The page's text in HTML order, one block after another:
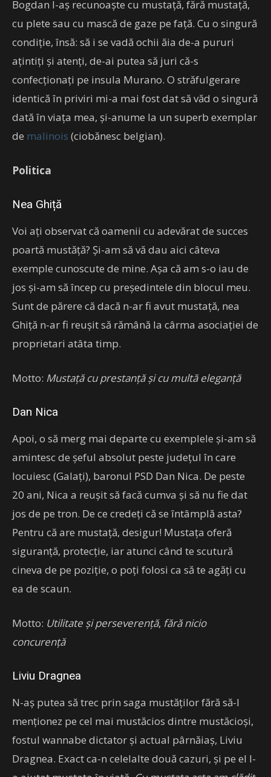
Bogdan l-aș recunoaște cu mustață, fără mustață,
cu plete sau cu mască de gaze pe față. Cu o singură
condiție, însă: să i se vadă ochii ăia de-a pururi
ațintiți și atenți, de-ai putea să juri că-s
confecționați pe insula Murano. O străfulgerare
identică în priviri mi-a mai fost dat să văd o singură
dată în viața mea, și-anume la un superb exemplar
de malinois (ciobănesc belgian).
Politica
Nea Ghiță
Voi ați observat că oamenii cu adevărat de succes
poartă mustăță? Și-am să vă dau aici câteva
exemple cunoscute de mine. Așa că am s-o iau de
jos și-am să încep cu președintele din blocul meu.
Sunt de părere că dacă n-ar fi avut mustață, nea
Ghiță n-ar fi reușit să rămână la cârma asociației de
proprietari atâta timp.
Motto: Mustață cu prestanță și cu multă eleganță
Dan Nica
Apoi, o să merg mai departe cu exemplele și-am să
amintesc de șeful absolut peste județul în care
locuiesc (Galați), baronul PSD Dan Nica. De peste
20 ani, Nica a reușit să facă cumva și să nu fie dat
jos de pe tron. De ce credeți că se întâmplă asta?
Pentru că are mustață, desigur! Mustața oferă
siguranță, protecție, iar atunci când te scutură
cineva de pe poziție, o poți folosi ca să te agăți cu
ea de scaun.
Motto: Utilitate și perseverență, fără nicio
concurență
Liviu Dragnea
N-aș putea să trec prin saga mustăților fără să-l
menționez pe cel mai mustăcios dintre mustăcioși,
fostul wannabe dictator și actual pârnăiaș, Liviu
Dragnea. Exact ca-n celelalte două cazuri, și pe el l-